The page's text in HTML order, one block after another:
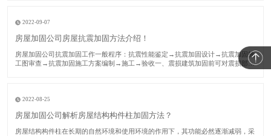
2022-09-07
房屋加固公司房屋抗震加固方法介绍！
​房屋加固公司抗震加固工作一般程序：抗震性能鉴定→抗震加固设计→抗震加固施
工图审查→抗震加固施工方案编制→施工→验收一、震损建筑加固前可对震损部
2022-08-25
房屋加固公司解析房屋结构构件柱加固方法？
​房屋结构构件柱在长期的自然环境和使用环境的作用下，其功能必然逐渐减弱，采